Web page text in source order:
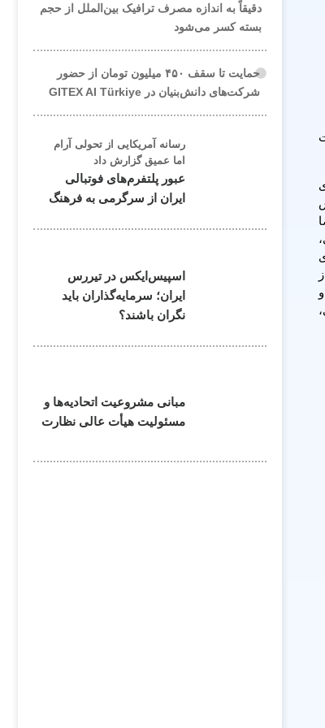
دقیقاً به اندازه مصرف ترافیک بین‌الملل از حجم
بسته کسر می‌شود
حمایت تا سقف ۴۵۰ میلیون تومان از حضور
شرکت‌های دانش‌بنیان در GITEX AI Türkiye
رسانه آمریکایی از تحولی آرام
اما عمیق گزارش داد
عبور پلتفرم‌های فوتبالی
ایران از سرگرمی به فرهنگ
اسپیس‌ایکس در تیررس
ایران؛ سرمایه‌گذاران باید
نگران باشند؟
مبانی مشروعیت اتحادیه‌ها و
مسئولیت هیأت عالی نظارت